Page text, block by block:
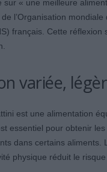
« une meilleure
l’Organisation
français. Cette
variée,
est une alimentation
essentiel pour obtenir
dans certains aliments.
physique réduit le